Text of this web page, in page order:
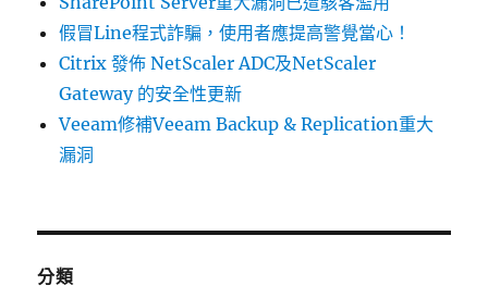
假冒Line程式詐騙，使用者應提高警覺當心！
Citrix 發佈 NetScaler ADC及NetScaler
Gateway 的安全性更新
Veeam修補Veeam Backup & Replication重大
漏洞
分類